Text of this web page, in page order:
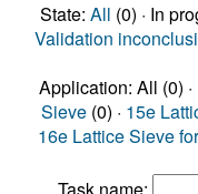
State: All (0) · In
Validation
Application: All (0) ·
Sieve (0) · 15e
16e Lattice Sieve